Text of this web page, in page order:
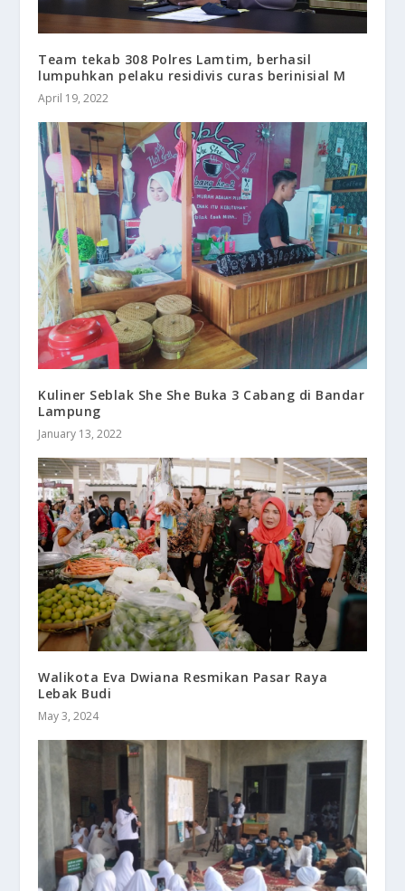
Team tekab 308 Polres Lamtim, berhasil
lumpuhkan pelaku residivis curas berinisial M
April 19, 2022
Kuliner Seblak She She Buka 3 Cabang di Bandar
Lampung
January 13, 2022
Walikota Eva Dwiana Resmikan Pasar Raya
Lebak Budi
May 3, 2024